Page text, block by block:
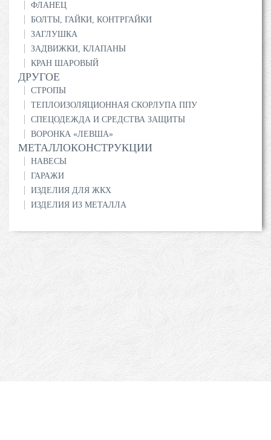
ФЛАНЕЦ
БОЛТЫ, ГАЙКИ, КОНТРГАЙКИ
ЗАГЛУШКА
ЗАДВИЖКИ, КЛАПАНЫ
КРАН ШАРОВЫЙ
ДРУГОЕ
СТРОПЫ
ТЕПЛОИЗОЛЯЦИОННАЯ СКОРЛУПА ППУ
СПЕЦОДЕЖДА И СРЕДСТВА ЗАЩИТЫ
ВОРОНКА «ЛЕВША»
МЕТАЛЛОКОНСТРУКЦИИ
НАВЕСЫ
ГАРАЖИ
ИЗДЕЛИЯ ДЛЯ ЖКХ
ИЗДЕЛИЯ ИЗ МЕТАЛЛА